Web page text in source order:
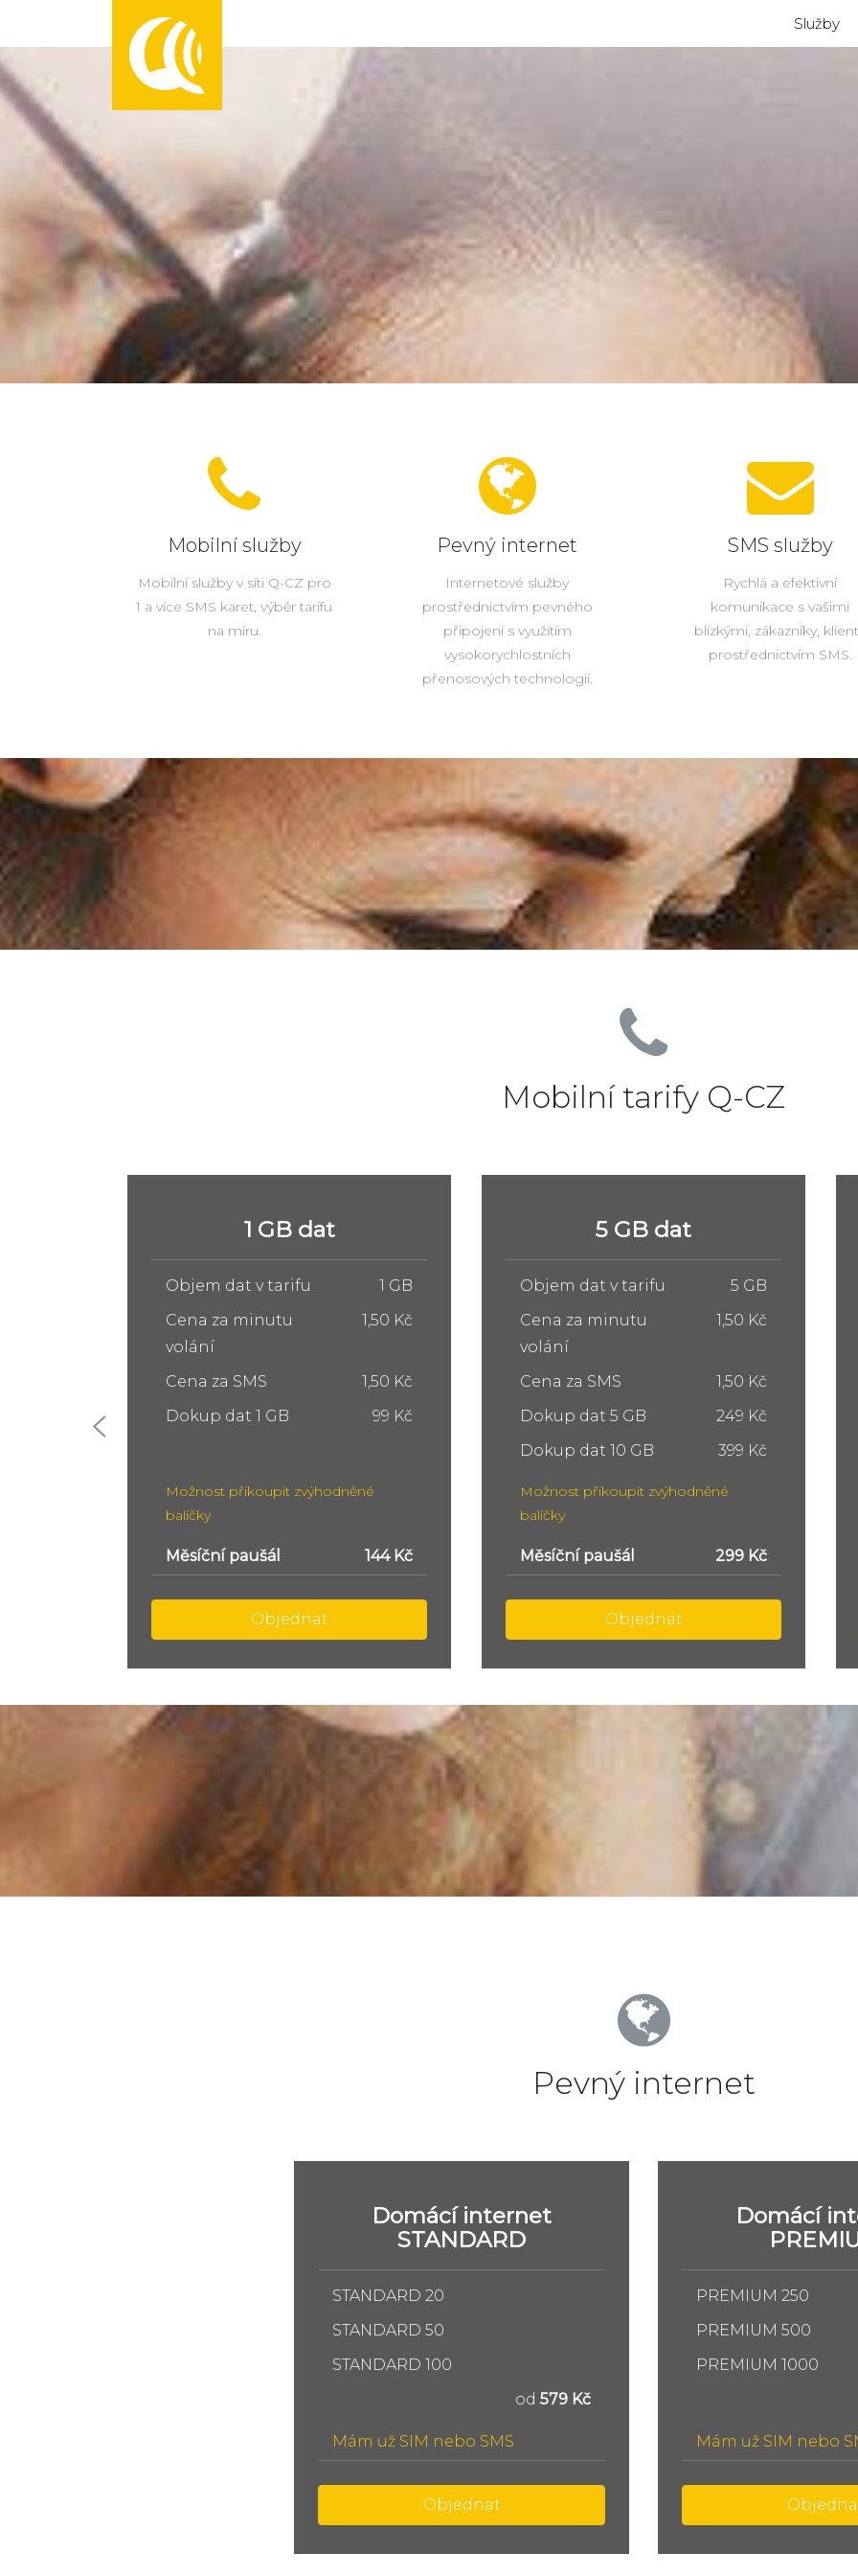
Služby
Mobilní služby
Mobilní služby v síti Q-CZ pro
1 a více SMS karet, výběr tarifu
na míru.
Pevný internet
Internetové služby
prostřednictvím pevného
připojení s využitím
vysokorychlostních
přenosových technologií.
SMS služby
Rychlá a efektivní
komunikace s vašimi
blízkými, zákazníky,
prostřednictvím SMS.
Mobilní tarify Q-CZ
5 GB dat
Objem dat v tarifu
5 GB
Cena za minutu
volání
1,50 Kč
Cena za SMS
1,50 Kč
Dokup dat 5 GB
249 Kč
Možnost přikoupit zvýhodněné
balíčky
Měsíční paušál 299 Kč
Objednat
10 GB dat
Objem dat v tarifu
10 GB
Cena za minutu
volání
1,50 Kč
Cena za SMS
1,50 Kč
Dokup dat 5 GB
249 Kč
Dokup dat 10 GB
399 Kč
Možnost přikoupit zvýhodněné
balíčky
Měsíční paušál 449 Kč
Objednat
Pevný internet
Domácí internet
STANDARD
STANDARD 20
STANDARD 50
STANDARD 100
od 579 Kč
Mám už SIM nebo SMS
Objednat
Domácí
PREMIUM 250
PREMIUM 500
PREMIUM 1000
Mám už SIM nebo